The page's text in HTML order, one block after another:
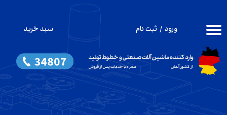
ورود / ثبت نام
حساب کاربری من
تغییر گذر واژه
سفارشات
خروج از حساب کاربری
سبد خرید
​​تزریق پلاستیک